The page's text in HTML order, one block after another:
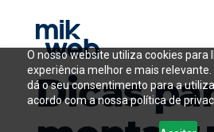
O nosso website utiliza cookies para
experiência melhor e mais
dá o seu consentimento para a
acordo com a nossa política de
Dicas